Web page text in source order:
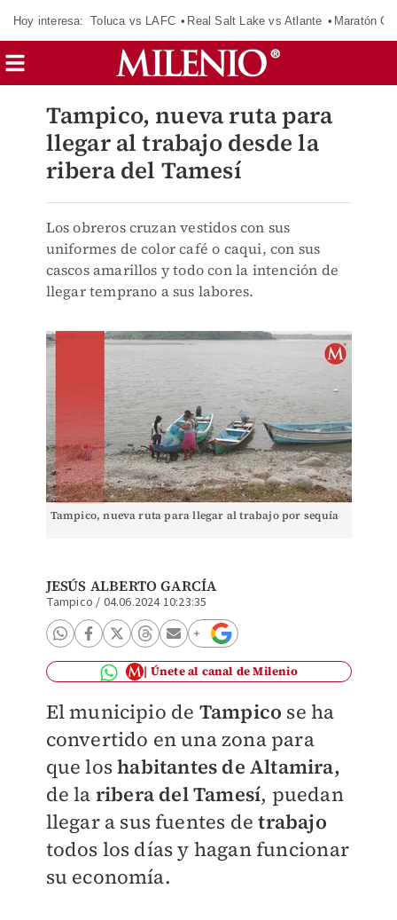
Hoy interesa: Toluca vs LAFC Real Salt Lake vs Atlante Maratón
Tampico, nueva ruta para
llegar al trabajo desde la
ribera del Tamesí
Los obreros cruzan vestidos con sus
uniformes de color café o caqui, con sus
cascos amarillos y todo con la intención de
llegar temprano a sus labores.
Tampico, nueva ruta para llegar al trabajo por sequía
JESÚS ALBERTO GARCÍA
Tampico / 04.06.2024 10:23:35
Únete al canal de Milenio
El municipio de Tampico se ha
convertido en una zona para
que loshabitantes de Altamira,
de la ribera del Tamesí, puedan
llegar a sus fuentes detrabajo
todos los días y hagan funcionar
su economía.